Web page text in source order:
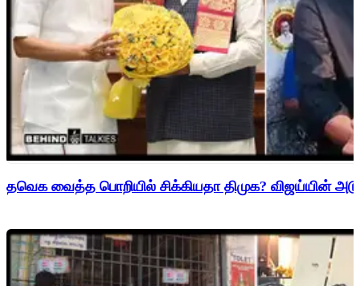
தவெக வைத்த பொறியில் சிக்கியதா திமுக? விஜய்யின்